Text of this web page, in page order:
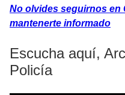
No olvides seguirnos en
mantenerte informado
Escucha aquí,
Policía